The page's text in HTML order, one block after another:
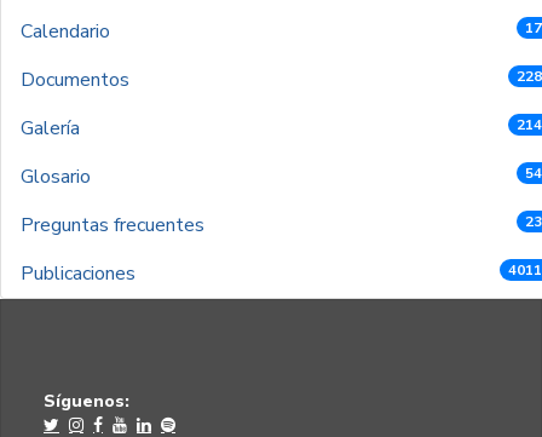
Calendario
Documentos
Galería
Glosario
Preguntas frecuentes
Publicaciones
Síguenos: